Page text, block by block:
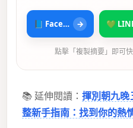
📘 Facebook → 💚
點擊「複製摘要」即可
📚 延伸閱讀：揮別朝九晚
整新手指南：找到你的熱